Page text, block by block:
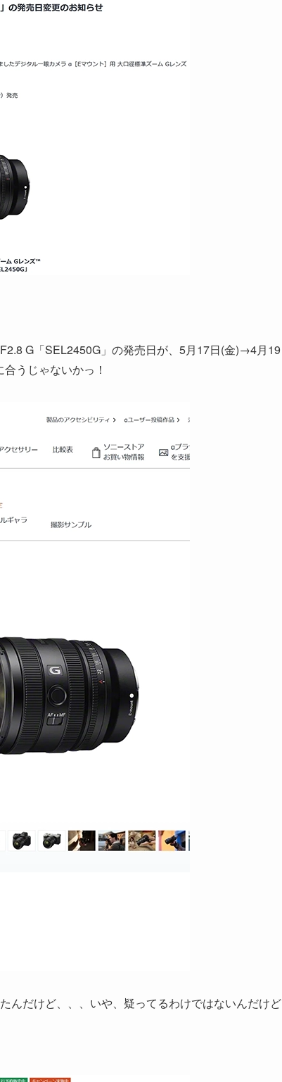
G「SEL2450G」の発売日が、5月17日(金)→4月19
うじゃないかっ！
んだけど、、、いや、疑ってるわけではないんだけど